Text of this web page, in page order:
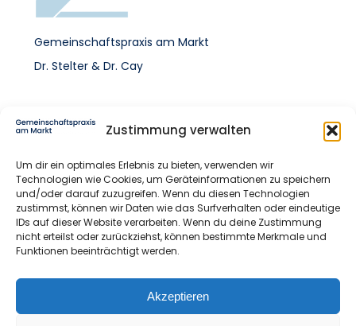
Zustimmung verwalten
Um dir ein optimales Erlebnis zu bieten, verwenden wir
Technologien wie Cookies, um Geräteinformationen zu speichern
und/oder darauf zuzugreifen. Wenn du diesen Technologien
zustimmst, können wir Daten wie das Surfverhalten oder eindeutige
IDs auf dieser Website verarbeiten. Wenn du deine Zustimmung
nicht erteilst oder zurückziehst, können bestimmte Merkmale und
Funktionen beeinträchtigt werden.
Akzeptieren
Gemeinschaftspraxis am Markt
Dr. Stelter & Dr. Cay
Kontakt
Markt 13
25813 Husum
04841 – 3017
kontakt@zahnaerzte-husum.de